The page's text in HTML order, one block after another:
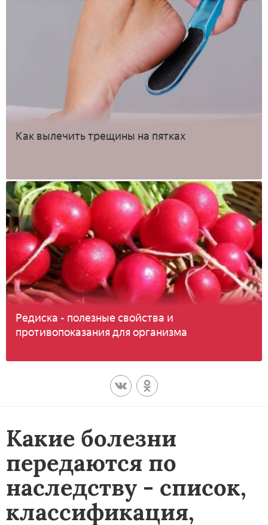
Как вылечить трещины на пятках
Редиска - полезные свойства и
противопоказания для организма
Какие болезни
передаются по
наследству - список,
классификация,